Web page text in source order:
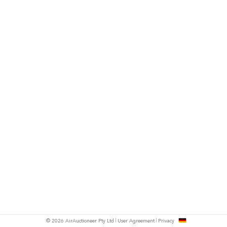
© 2026 AirAuctioneer Pty Ltd User Agreement Privacy